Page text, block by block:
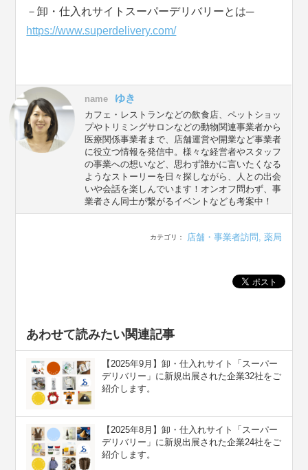
－卸・仕入れサイトスーパーデリバリーとは─
https://www.superdelivery.com/
name ゆき
カフェ・レストランなどの飲食店、ペットショッ
プやトリミングサロンなどの動物関連事業者から
医療関係事業者まで、店舗運営や開業など事業者
に役立つ情報を発信中。様々な経営者やスタッフ
の事業への想いなど、思わず誰かに言いたくなる
ようなストーリーを日々探しながら、人との出会
いや会話を楽しんでいます！オンオフ問わず、事
業者さん同士が繋がるイベントなども考案中！
カテゴリ： 店舗・事業者訪問 , 薬局
あわせて読みたい関連記事
【2025年9月】卸・仕入れサイト「スーパー
デリバリー」に新規出展された企業32社をご
紹介します。
【2025年8月】卸・仕入れサイト「スーパー
デリバリー」に新規出展された企業24社をご
紹介します。